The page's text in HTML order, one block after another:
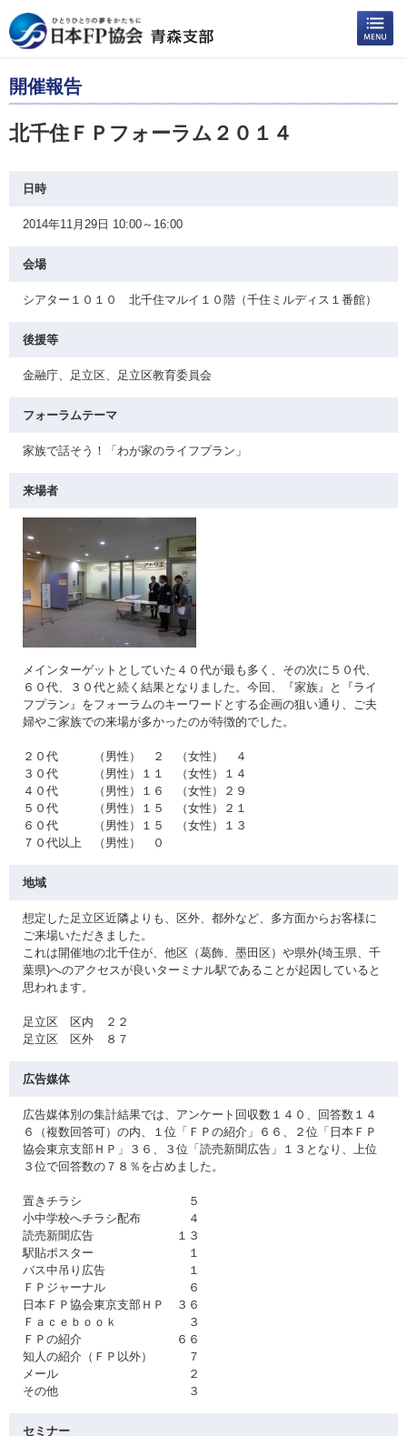
開催報告
北千住ＦＰフォーラム２０１４
日時
2014年11月29日 10:00～16:00
会場
シアター１０１０ 北千住マルイ１０階（千住ミルディス１番館）
後援等
金融庁、足立区、足立区教育委員会
フォーラムテーマ
家族で話そう！「わが家のライフプラン」
来場者
メインターゲットとしていた４０代が最も多く、その次に５０代、
６０代、３０代と続く結果となりました。今回、『家族』と『ライ
フプラン』をフォーラムのキーワードとする企画の狙い通り、ご夫
婦やご家族での来場が多かったのが特徴的でした。
２０代 （男性） ２ （女性） ４
３０代 （男性）１１ （女性）１４
４０代 （男性）１６ （女性）２９
５０代 （男性）１５ （女性）２１
６０代 （男性）１５ （女性）１３
７０代以上 （男性） ０
地域
想定した足立区近隣よりも、区外、都外など、多方面からお客様に
ご来場いただきました。
これは開催地の北千住が、他区（葛飾、墨田区）や県外(埼玉県、千
葉県)へのアクセスが良いターミナル駅であることが起因していると
思われます。
足立区 区内 ２２
足立区 区外 ８７
広告媒体
広告媒体別の集計結果では、アンケート回収数１４０、回答数１４
６（複数回答可）の内、１位「ＦＰの紹介」６６、２位「日本ＦＰ
協会東京支部ＨＰ」３６、３位「読売新聞広告」１３となり、上位
３位で回答数の７８％を占めました。
置きチラシ ５
小中学校へチラシ配布 ４
読売新聞広告 １３
駅貼ポスター １
バス中吊り広告 １
ＦＰジャーナル ６
日本ＦＰ協会東京支部ＨＰ ３６
Ｆａｃｅｂｏｏｋ ３
ＦＰの紹介 ６６
知人の紹介（ＦＰ以外） ７
メール ２
その他 ３
セミナー